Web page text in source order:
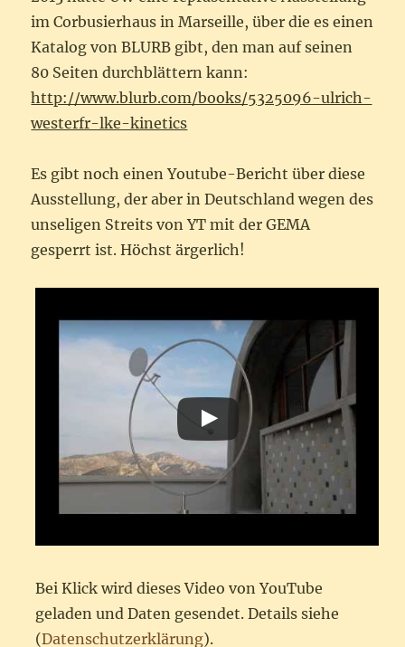
im Corbusierhaus in Marseille, über die es einen
Katalog von BLURB gibt, den man auf seinen
80 Seiten durchblättern kann:
http://www.blurb.com/books/5325096-ulrich-
westerfr-lke-kinetics
Es gibt noch einen Youtube-Bericht über diese
Ausstellung, der aber in Deutschland wegen des
unseligen Streits von YT mit der GEMA
gesperrt ist. Höchst ärgerlich!
Bei Klick wird dieses Video von YouTube
geladen und Daten gesendet. Details siehe
(Datenschutzerklärung).